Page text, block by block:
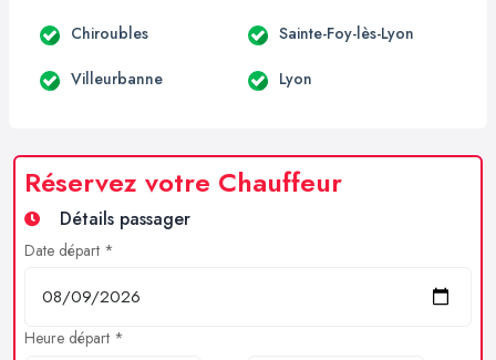
Chiroubles Sainte-Foy-lès-Lyon
Villeurbanne Lyon
Réservez votre Chauffeur
Détails passager
Date départ *
Heure départ *